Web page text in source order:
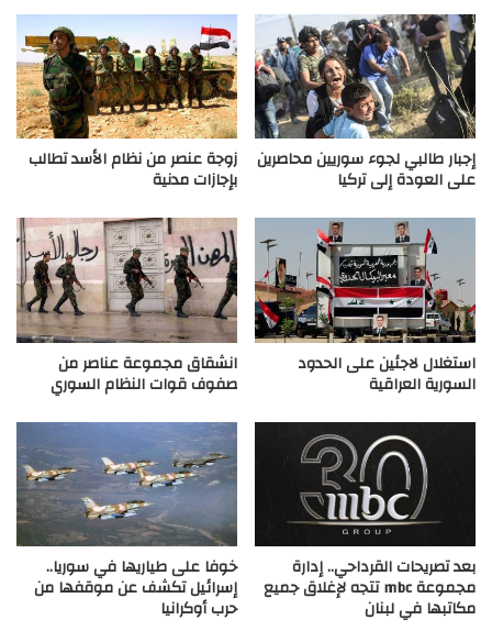
إجبار طالبي لجوء سوريين محاصرين
على العودة إلى تركيا
زوجة عنصر من نظام الأسد تطالب
بإجازات مدنية
استغلال لاجئين على الحدود
السورية العراقية
انشقاق مجموعة عناصر من
صفوف قوات النظام السوري
بعد تصريحات القرداحي.. إدارة
مجموعة mbc تتجه لإغلاق جميع
مكاتبها في لبنان
خوفا على طياريها في سوريا..
إسرائيل تكشف عن موقفها من
حرب أوكرانيا